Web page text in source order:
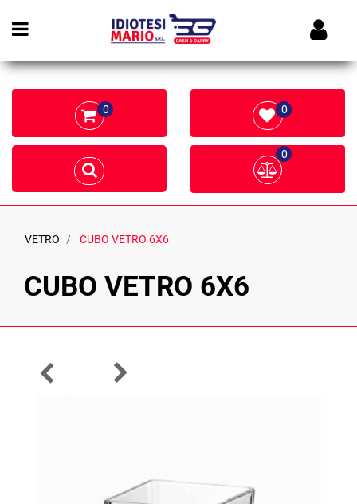
Open menu
0 0
0
VETRO CUBO VETRO 6X6
CUBO VETRO 6X6